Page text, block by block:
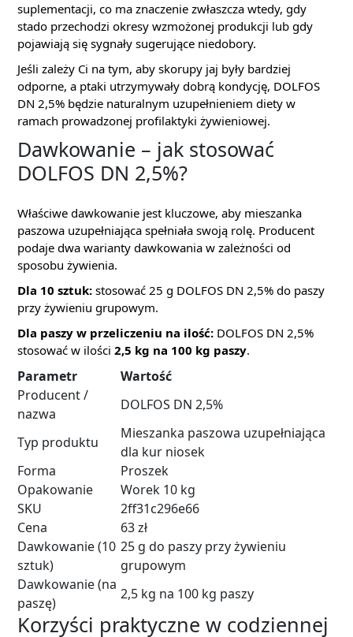
suplementacji, co ma znaczenie zwłaszcza wtedy, gdy
stado przechodzi okresy wzmożonej produkcji lub gdy
pojawiają się sygnały sugerujące niedobory.
Jeśli zależy Ci na tym, aby skorupy jaj były bardziej
odporne, a ptaki utrzymywały dobrą kondycję, DOLFOS
DN 2,5% będzie naturalnym uzupełnieniem diety w
ramach prowadzonej profilaktyki żywieniowej.
Dawkowanie – jak stosować
DOLFOS DN 2,5%?
Właściwe dawkowanie jest kluczowe, aby mieszanka
paszowa uzupełniająca spełniała swoją rolę. Producent
podaje dwa warianty dawkowania w zależności od
sposobu żywienia.
Dla 10 sztuk: stosować 25 g DOLFOS DN 2,5% do paszy
przy żywieniu grupowym.
Dla paszy w przeliczeniu na ilość: DOLFOS DN 2,5%
stosować w ilości 2,5 kg na 100 kg paszy.
Parametr
Wartość
Producent /
nazwa
DOLFOS DN 2,5%
Typ produktu
Mieszanka paszowa uzupełniająca
dla kur niosek
Forma
Proszek
Opakowanie
Worek 10 kg
SKU
2ff31c296e66
Cena
63 zł
Dawkowanie (10
sztuk)
25 g do paszy przy żywieniu
grupowym
Dawkowanie (na
paszę)
2,5 kg na 100 kg paszy
Korzyści praktyczne w codziennej